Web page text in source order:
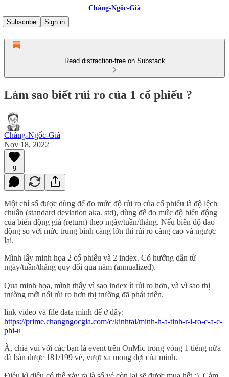
Chàng-Ngốc-Già
Subscribe
Sign in
Read distraction-free on Substack
Làm sao biết rủi ro của 1 cổ phiếu ?
Chàng-Ngốc-Già
Nov 18, 2022
9
Một chỉ số được dùng để đo mức độ rủi ro của cổ phiếu là độ lệch
chuẩn (standard deviation aka. std), dùng để đo mức độ biến động
của biến động giá (return) theo ngày/tuần/tháng. Nếu biên độ dao
động so với mức trung bình càng lớn thì rủi ro càng cao và ngược
lại.
Mình lấy minh họa 2 cổ phiếu và 2 index. Có hướng dẫn từ
ngày/tuần/tháng quy đổi qua năm (annualized).
Qua minh họa, mình thấy vì sao index ít rủi ro hơn, và vì sao thị
trường mới nổi rủi ro hơn thị trường đã phát triển.
link video và file data mình để ở đây:
https://prime.changngocgia.com/c/kinhtai/minh-h-a-tinh-r-i-ro-c-a-c-
phi-u
À, chia vui với các bạn là event trên OnMic trong vòng 1 tiếng nữa
đã bán được 181/199 vé, vượt xa mong đợi của mình.